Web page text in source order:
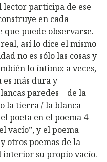
lector participa de ese
en cada
que puede observarse.
así lo dice el mismo
no es sólo las cosas y
lo íntimo; a veces,
más dura y
paredes de la
la tierra / la blanca
poeta en el poema 4
vacío”, y el poema
otros poemas de la
interior su propio vacío.